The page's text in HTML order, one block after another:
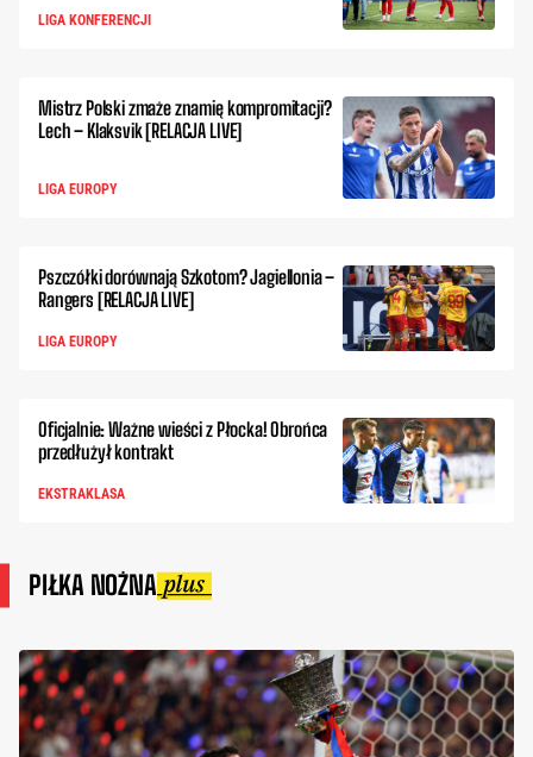
LIGA KONFERENCJI
Mistrz Polski zmaże znamię kompromitacji?
Lech – Klaksvik [RELACJA LIVE]
LIGA EUROPY
Pszczółki dorównają Szkotom? Jagiellonia –
Rangers [RELACJA LIVE]
LIGA EUROPY
Oficjalnie: Ważne wieści z Płocka! Obrońca
przedłużył kontrakt
EKSTRAKLASA
PIŁKA NOŻNA